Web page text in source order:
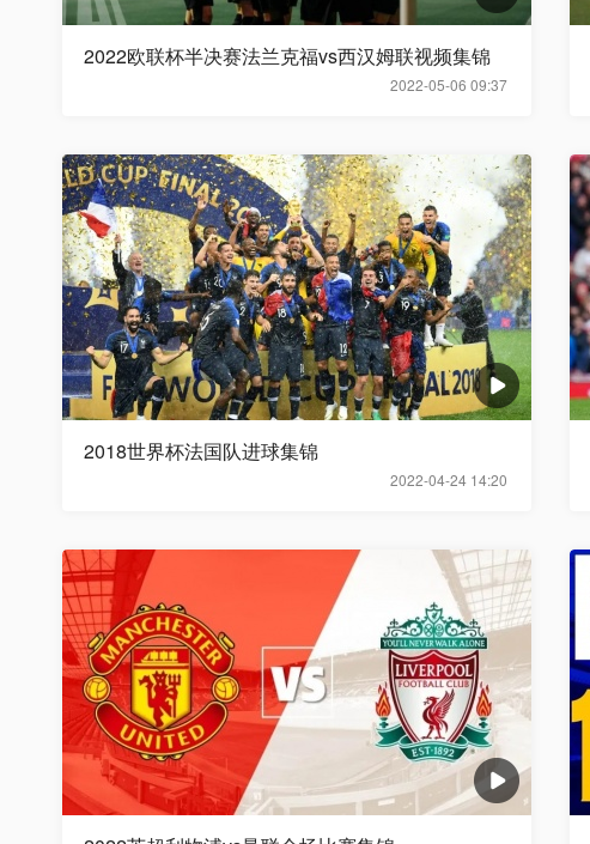
2022-05-06 09:37
2022欧联杯半决赛法兰克福vs西汉姆联视频集锦
2022-04-24 14:20
2018世界杯法国队进球集锦